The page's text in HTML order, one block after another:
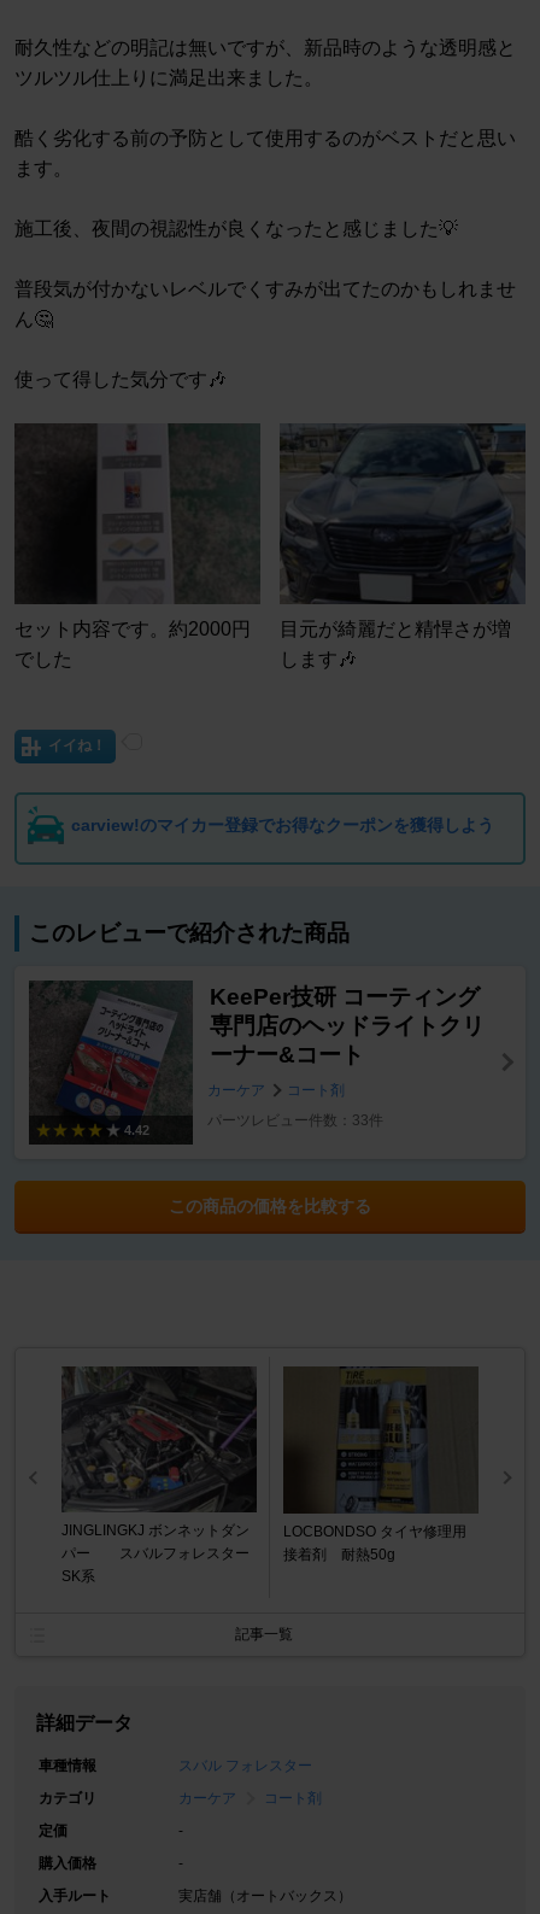
耐久性などの明記は無いですが、新品時のような透明感と
ツルツル仕上りに満足出来ました。
酷く劣化する前の予防として使用するのがベストだと思い
ます。
施工後、夜間の視認性が良くなったと感じました💡
普段気が付かないレベルでくすみが出てたのかもしれませ
ん🤔
使って得した気分です🎶
セット内容です。約2000円
でした
目元が綺麗だと精悍さが増
します🎶
イイね！
carview!のマイカー登録でお得なクーポンを獲得しよう
このレビューで紹介された商品
4.42
KeePer技研 コーティング
専門店のヘッドライトクリ
ーナー&コート
カーケア
コート剤
パーツレビュー件数：33件
この商品の価格を比較する
JINGLINGKJ ボンネットダン
パー スバルフォレスター
SK系
LOCBONDSO タイヤ修理用
接着剤 耐熱50g
記事一覧
詳細データ
車種情報
スバル フォレスター
カテゴリ
カーケア
コート剤
定価
-
購入価格
-
入手ルート
実店舗（オートバックス）